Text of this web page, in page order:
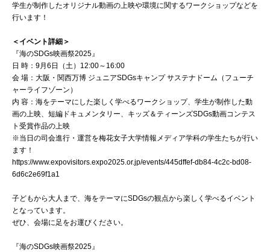
072-643-6566
BCCS 梅花メール 入学前プログラム
学生が制作したオリジナル動画の上映や環境に関するワークショップなどを
行います！
＜イベント詳細＞
『海のSDGs映画祭2025』
日 時：9月6日（土）12:00～16:00
会 場：大阪・関西万博 ジュニアSDGsキャンプ サステナドーム（フューチ
ャーライフゾーン）
内 容：海をテーマにした楽しく学べるワークショップ、学生が制作した動
画の上映、短編ドキュメンタリー、キッズ＆ティーンズSDGs動画コンテス
ト受賞作品の上映
※当日の司会進行・運営を梅花女子大学情報メディア学科の学生たちが行い
ます！
https://www.expovisitors.expo2025.or.jp/events/445dffef-db84-4c2c-bd08-
6d6c2e69f1a1
子どもから大人まで、海をテーマにSDGsの観点から楽しく学べるイベント
となっています。
ぜひ、会場に足をお運びください。
『海のSDGs映画祭2025』